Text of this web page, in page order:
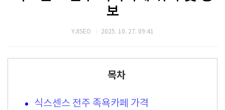
보
YJISEO 2025. 10. 27. 09:41
목차
식스센스 전주 족욕카페 가격